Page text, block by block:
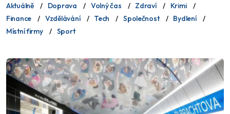
Aktuálně Doprava Volný čas Zdraví
Krimi
Finance
Vzdělávání Tech Společnost
Bydlení
Místní firmy
Sport